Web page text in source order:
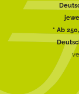
* Ab